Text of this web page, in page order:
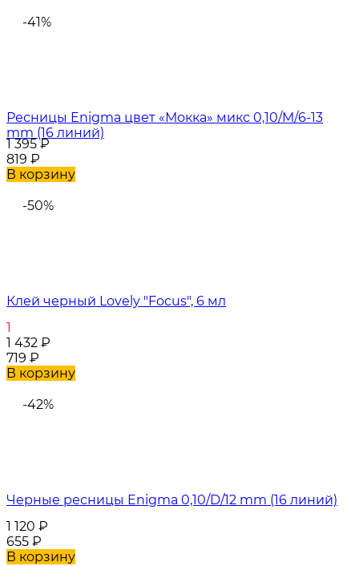
-41%
Ресницы Enigma цвет «Мокка» микс 0,10/M/6-13
mm (16 линий)
1 395₽
819 ₽
В корзину
-50%
Клей черный Lovely "Focus", 6 мл
1
1 432 ₽
719 ₽
В корзину
-42%
Черные ресницы Enigma 0,10/D/12 mm (16 линий)
1 120 ₽
655 ₽
В корзину